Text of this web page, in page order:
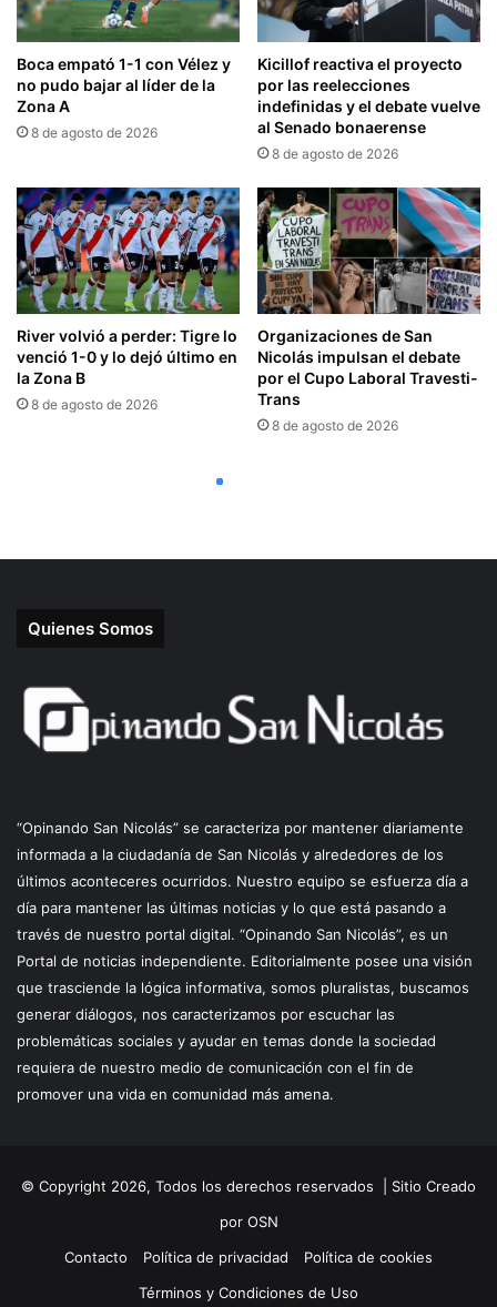
Quienes Somos
“Opinando San Nicolás” se caracteriza por mantener diariamente
informada a la ciudadanía de San Nicolás y alrededores de los
últimos aconteceres ocurridos. Nuestro equipo se esfuerza día a
día para mantener las últimas noticias y lo que está pasando a
través de nuestro portal digital. “Opinando San Nicolás”, es un
Portal de noticias independiente. Editorialmente posee una visión
que trasciende la lógica informativa, somos pluralistas, buscamos
generar diálogos, nos caracterizamos por escuchar las
problemáticas sociales y ayudar en temas donde la sociedad
requiera de nuestro medio de comunicación con el fin de
promover una vida en comunidad más amena.
© Copyright 2026, Todos los derechos reservados | Sitio Creado
por OSN
Contacto
Política de privacidad
Política de cookies
Términos y Condiciones de Uso